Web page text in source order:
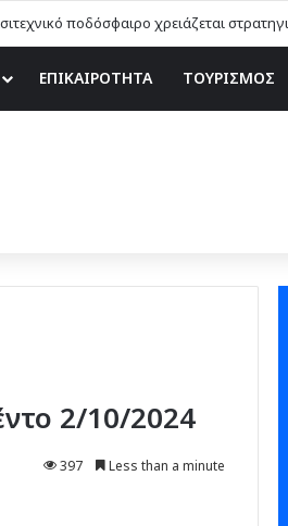
ΕΠΙΚΑΙΡΟΤΗΤΑ ΤΟΥΡΙΣΜΟΣ
2/10/2024
397 Less than a minute